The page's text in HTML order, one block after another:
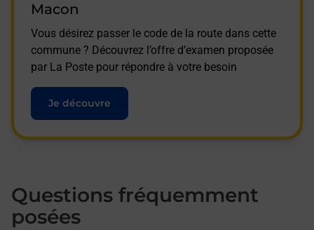
Macon
Vous désirez passer le code de la route dans cette
commune ? Découvrez l’offre d’examen proposée
par La Poste pour répondre à votre besoin
Je découvre
Questions fréquemment
posées